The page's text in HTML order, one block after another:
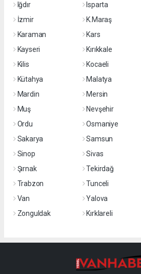
Iğdır
Isparta
İzmir
K.Maraş
Karaman
Kars
Kayseri
Kırıkkale
Kilis
Kocaeli
Kütahya
Malatya
Mardin
Mersin
Muş
Nevşehir
Ordu
Osmaniye
Sakarya
Samsun
Sinop
Sivas
Şırnak
Tekirdağ
Trabzon
Tunceli
Van
Yalova
Zonguldak
Kırklareli